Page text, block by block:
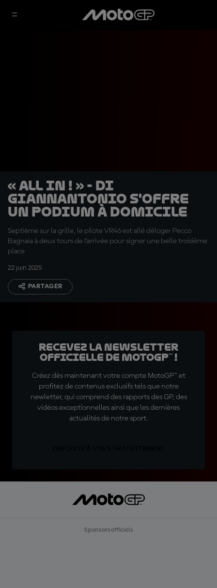
« All in ! » - Di
Giannantonio s'offre
un podium à domicile
Septième sur la grille, le pilote VR46 est allé déloger Pecco
Bagnaia à deux tours de l'arrivée pour signer une belle troisième
place
22 juin 2025
PARTAGER
Recevez la Newsletter
officielle de MotoGP™ !
Créez dès maintenant votre compte MotoGP™ et
profitez de contenus exclusifs tels que notre
newletter, qui comprend des rapports des GP, des
vidéos exceptionnelles ainsi que les dernières
actualités de notre sport.
Sponsors officiels